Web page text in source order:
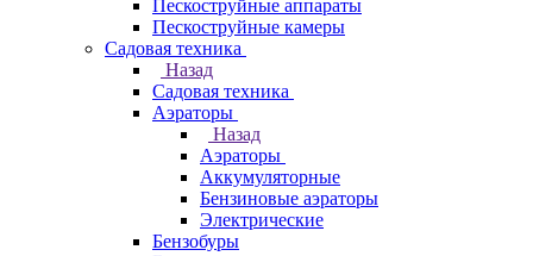
Пескоструйные аппараты
Пескоструйные камеры
Садовая техника
Назад
Садовая техника
Аэраторы
Назад
Аэраторы
Аккумуляторные
Бензиновые аэраторы
Электрические
Бензобуры